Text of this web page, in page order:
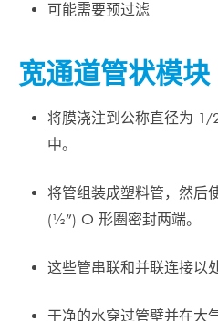
可能需要预过滤
宽通道管状模块
将膜浇注到公称直径为 1/
中。
将管组装成塑料管，然后
(½”) O 形圈密封两端。
这些管串联和并联连接以
干净的水穿过管壁并在大